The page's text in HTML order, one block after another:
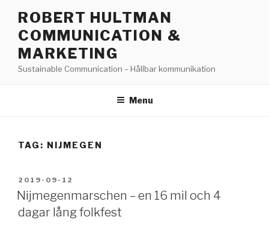
content
ROBERT HULTMAN
COMMUNICATION &
MARKETING
Sustainable Communication – Hållbar kommunikation
Menu
TAG: NIJMEGEN
POSTED
ON
2019-09-12
Nijmegenmarschen – en 16 mil och 4
dagar lång folkfest